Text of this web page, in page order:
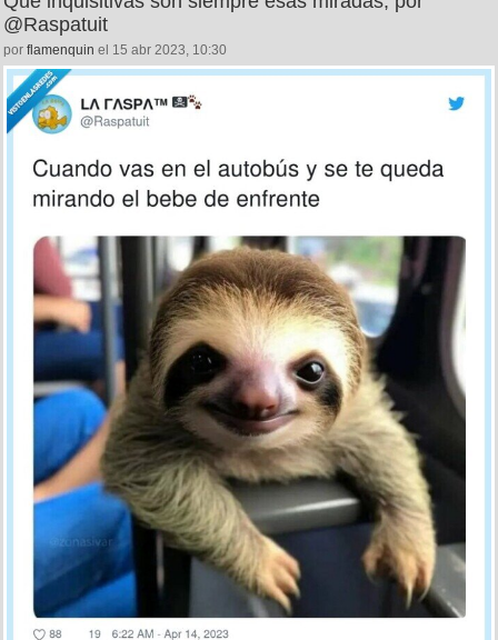
@Raspatuit
por flamenquin el 15 abr 2023, 10:30